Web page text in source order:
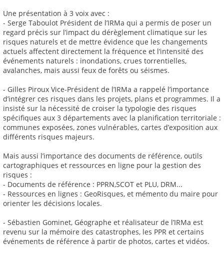
Une présentation à 3 voix avec :
- Serge Taboulot Président de l’IRMa qui a permis de poser un
regard précis sur l’impact du dérèglement climatique sur les
risques naturels et de mettre évidence que les changements
actuels affectent directement la fréquence et l’intensité des
événements naturels : inondations, crues torrentielles,
avalanches, mais aussi feux de forêts ou séismes.
- Gilles Piroux Vice-Président de l’IRMa a rappelé l’importance
d’intégrer ces risques dans les projets, plans et programmes. Il a
insisté sur la nécessité de croiser la typologie des risques
spécifiques aux 3 départements avec la planification territoriale :
communes exposées, zones vulnérables, cartes d’exposition aux
différents risques majeurs.
Mais aussi l’importance des documents de référence, outils
cartographiques et ressources en ligne pour la gestion des
risques :
- Documents de référence : PPRN,SCOT et PLU, DRM...
- Ressources en lignes : GeoRisques, et mémento du maire pour
orienter les décisions locales.
- Sébastien Gominet, Géographe et réalisateur de l’IRMa est
revenu sur la mémoire des catastrophes, les PPR et certains
événements de référence à partir de photos, cartes et vidéos.